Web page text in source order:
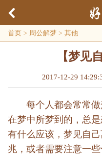
首页 > 周公解梦 > 其他
【梦见
2017-12-29
每个人都会常常
在梦中所梦到的，总
有什么应该，梦见自
兆，或者需要注意一